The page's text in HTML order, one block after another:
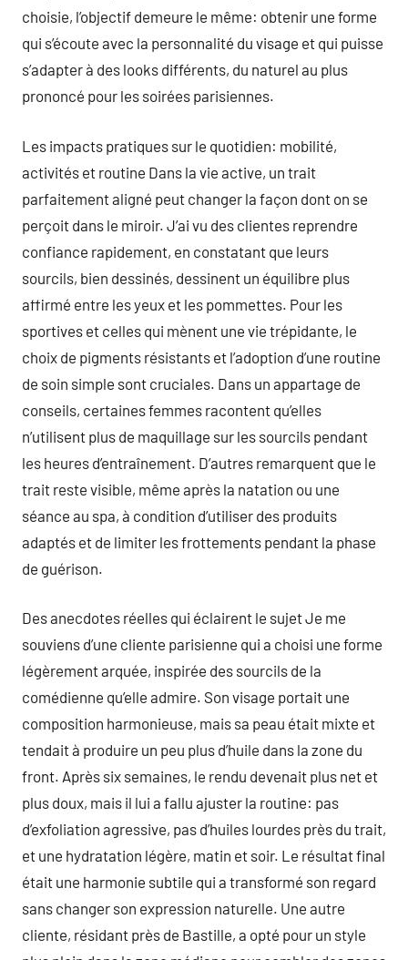
choisie, l’objectif demeure le même: obtenir une forme
qui s’écoute avec la personnalité du visage et qui puisse
s’adapter à des looks différents, du naturel au plus
prononcé pour les soirées parisiennes.
Les impacts pratiques sur le quotidien: mobilité,
activités et routine Dans la vie active, un trait
parfaitement aligné peut changer la façon dont on se
perçoit dans le miroir. J’ai vu des clientes reprendre
confiance rapidement, en constatant que leurs
sourcils, bien dessinés, dessinent un équilibre plus
affirmé entre les yeux et les pommettes. Pour les
sportives et celles qui mènent une vie trépidante, le
choix de pigments résistants et l’adoption d’une routine
de soin simple sont cruciales. Dans un appartage de
conseils, certaines femmes racontent qu’elles
n’utilisent plus de maquillage sur les sourcils pendant
les heures d’entraînement. D’autres remarquent que le
trait reste visible, même après la natation ou une
séance au spa, à condition d’utiliser des produits
adaptés et de limiter les frottements pendant la phase
de guérison.
Des anecdotes réelles qui éclairent le sujet Je me
souviens d’une cliente parisienne qui a choisi une forme
légèrement arquée, inspirée des sourcils de la
comédienne qu’elle admire. Son visage portait une
composition harmonieuse, mais sa peau était mixte et
tendait à produire un peu plus d’huile dans la zone du
front. Après six semaines, le rendu devenait plus net et
plus doux, mais il lui a fallu ajuster la routine: pas
d’exfoliation agressive, pas d’huiles lourdes près du trait,
et une hydratation légère, matin et soir. Le résultat final
était une harmonie subtile qui a transformé son regard
sans changer son expression naturelle. Une autre
cliente, résidant près de Bastille, a opté pour un style